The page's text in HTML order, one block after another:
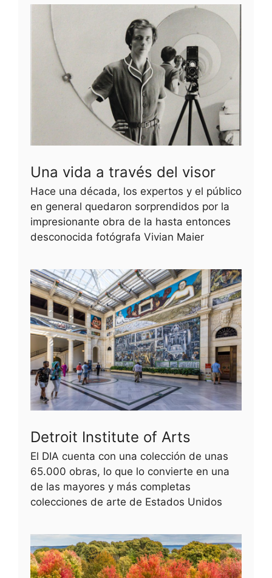
Una vida a través del visor
Hace una década, los expertos y el público
en general quedaron sorprendidos por la
impresionante obra de la hasta entonces
desconocida fotógrafa Vivian Maier
Detroit Institute of Arts
El DIA cuenta con una colección de unas
65.000 obras, lo que lo convierte en una
de las mayores y más completas
colecciones de arte de Estados Unidos